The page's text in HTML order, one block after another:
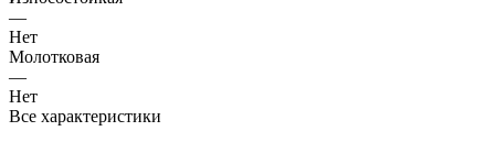
—
Нет
Молотковая
—
Нет
Все характеристики